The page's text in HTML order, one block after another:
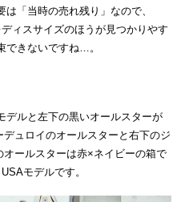
「当時の売れ残り」なので、
ィスサイズのほうが見つかりやす
できないですね…。
デルと左下の黒いオールスターが
ュロイのオールスターと右下のジ
ールスターは赤×ネイビーの箱で
モデルです。